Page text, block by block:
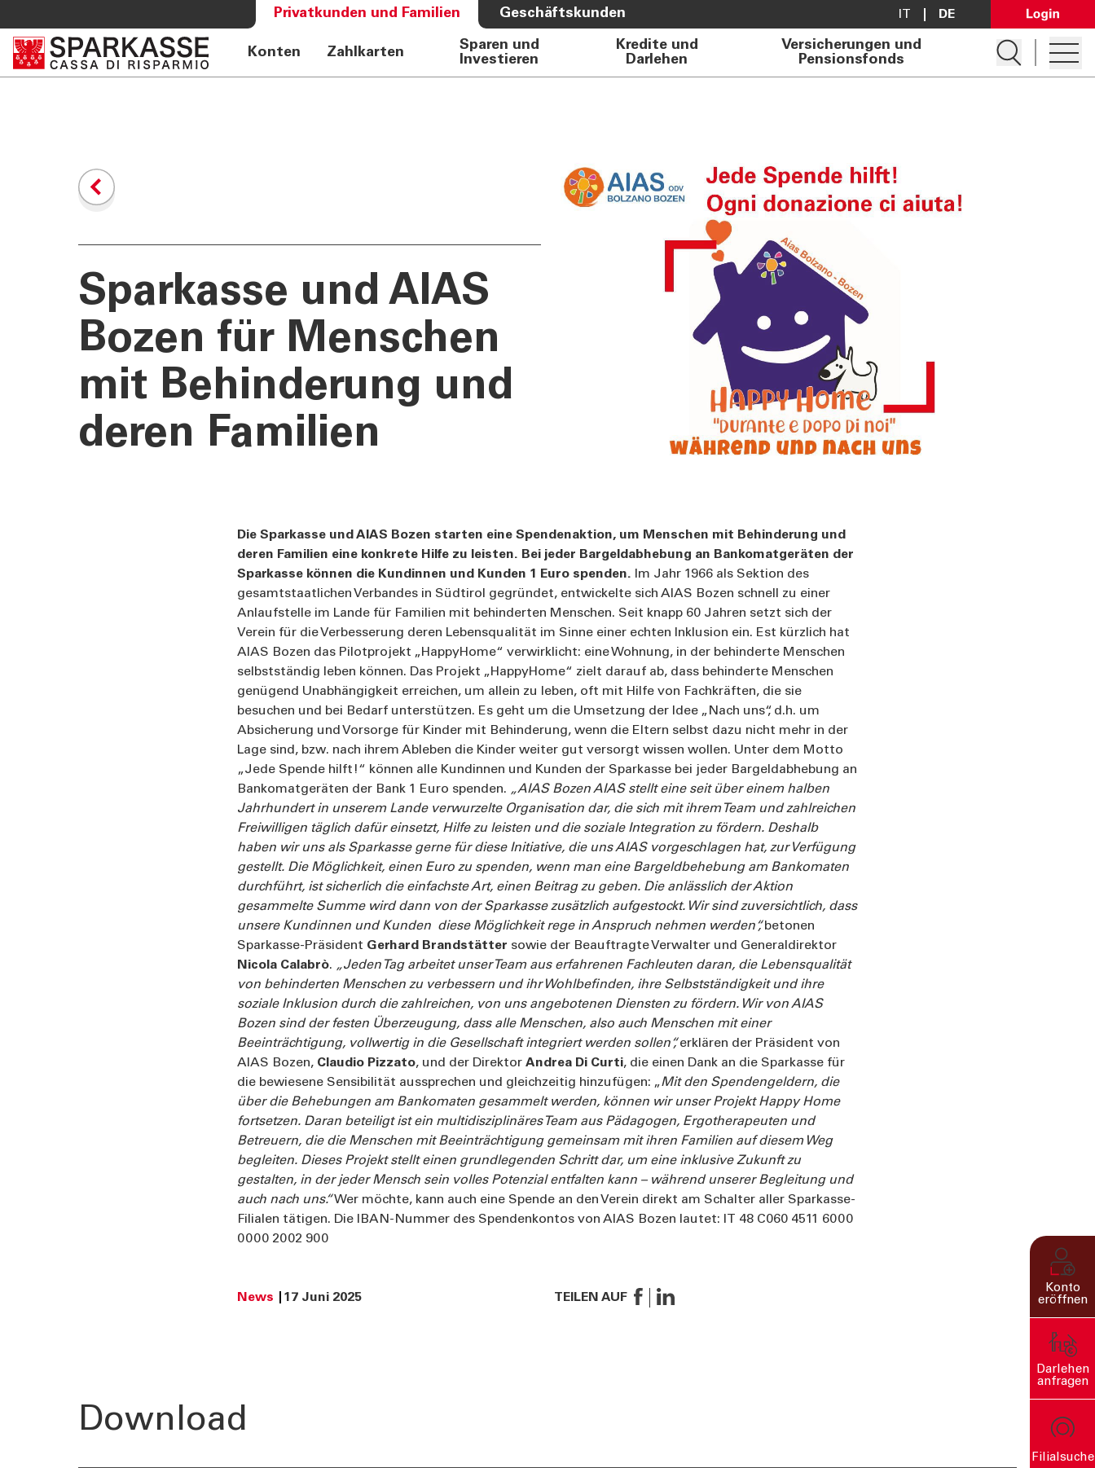
Privatkunden und Familien Geschäftskunden IT DE
Open
Konten Zahlkarten
Sparen und
Investieren
Kredite und
Darlehen
Versicherungen und
Pensionsfonds
Suche öffnen
Online Banking Privatkunden
Fernberatung Meet
Mobile Payments
Jugend - Spark
Direktion
Investor Relations
Internal Dealing
Filialsuche
Konto
eröffnen
Darlehen
anfragen
Filialsuche
Sparkasse und AIAS
Bozen für Menschen
mit Behinderung und
deren Familien
Die Sparkasse und AIAS Bozen starten eine Spendenaktion, um Menschen mit Behinderung und
deren Familien eine konkrete Hilfe zu leisten. Bei jeder Bargeldabhebung an Bankomatgeräten der
Sparkasse können die Kundinnen und Kunden 1 Euro spenden. Im Jahr 1966 als Sektion des
gesamtstaatlichen Verbandes in Südtirol gegründet, entwickelte sich AIAS Bozen schnell zu einer
Anlaufstelle im Lande für Familien mit behinderten Menschen. Seit knapp 60 Jahren setzt sich der
Verein für die Verbesserung deren Lebensqualität im Sinne einer echten Inklusion ein. Est kürzlich hat
AIAS Bozen das Pilotprojekt „HappyHome“ verwirklicht: eine Wohnung, in der behinderte Menschen
selbstständig leben können. Das Projekt „HappyHome“ zielt darauf ab, dass behinderte Menschen
genügend Unabhängigkeit erreichen, um allein zu leben, oft mit Hilfe von Fachkräften, die sie
besuchen und bei Bedarf unterstützen. Es geht um die Umsetzung der Idee „Nach uns“, d.h. um
Absicherung und Vorsorge für Kinder mit Behinderung, wenn die Eltern selbst dazu nicht mehr in der
Lage sind, bzw. nach ihrem Ableben die Kinder weiter gut versorgt wissen wollen. Unter dem Motto
„Jede Spende hilft!“ können alle Kundinnen und Kunden der Sparkasse bei jeder Bargeldabhebung an
Bankomatgeräten der Bank 1 Euro spenden. „AIAS Bozen AIAS stellt eine seit über einem halben
Jahrhundert in unserem Lande verwurzelte Organisation dar, die sich mit ihrem Team und zahlreichen
Freiwilligen täglich dafür einsetzt, Hilfe zu leisten und die soziale Integration zu fördern. Deshalb
haben wir uns als Sparkasse gerne für diese Initiative, die uns AIAS vorgeschlagen hat, zur Verfügung
gestellt. Die Möglichkeit, einen Euro zu spenden, wenn man eine Bargeldbehebung am Bankomaten
durchführt, ist sicherlich die einfachste Art, einen Beitrag zu geben. Die anlässlich der Aktion
gesammelte Summe wird dann von der Sparkasse zusätzlich aufgestockt. Wir sind zuversichtlich, dass
unsere Kundinnen und Kunden diese Möglichkeit rege in Anspruch nehmen werden“,betonen
Sparkasse-Präsident Gerhard Brandstätter sowie der Beauftragte Verwalter und Generaldirektor
Nicola Calabrò. „Jeden Tag arbeitet unser Team aus erfahrenen Fachleuten daran, die Lebensqualität
von behinderten Menschen zu verbessern und ihr Wohlbefinden, ihre Selbstständigkeit und ihre
soziale Inklusion durch die zahlreichen, von uns angebotenen Diensten zu fördern. Wir von AIAS
Bozen sind der festen Überzeugung, dass alle Menschen, also auch Menschen mit einer
Beeinträchtigung, vollwertig in die Gesellschaft integriert werden sollen“,erklären der Präsident von
AIAS Bozen, Claudio Pizzato, und der Direktor Andrea Di Curti, die einen Dank an die Sparkasse für
die bewiesene Sensibilität aussprechen und gleichzeitig hinzufügen: „Mit den Spendengeldern, die
über die Behebungen am Bankomaten gesammelt werden, können wir unser Projekt Happy Home
fortsetzen. Daran beteiligt ist ein multidisziplinäres Team aus Pädagogen, Ergotherapeuten und
Betreuern, die die Menschen mit Beeinträchtigung gemeinsam mit ihren Familien auf diesem Weg
begleiten. Dieses Projekt stellt einen grundlegenden Schritt dar, um eine inklusive Zukunft zu
gestalten, in der jeder Mensch sein volles Potenzial entfalten kann – während unserer Begleitung und
auch nach uns.“Wer möchte, kann auch eine Spende an den Verein direkt am Schalter aller Sparkasse-
Filialen tätigen. Die IBAN-Nummer des Spendenkontos von AIAS Bozen lautet: IT 48 C060 4511 6000
0000 2002 900
News 17 Juni 2025 TEILEN AUF
Download